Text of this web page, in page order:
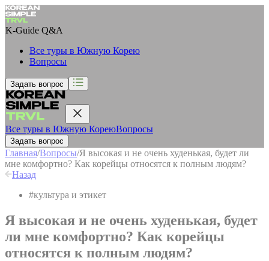
K-Guide Q&A
Все туры в Южную Корею
Вопросы
Задать вопрос
Все туры в Южную КореюВопросы
Задать вопрос
Главная/Вопросы/Я высокая и не очень худенькая, будет ли
мне комфортно? Как корейцы относятся к полным людям?
Назад
#культура и этикет
Я высокая и не очень худенькая, будет
ли мне комфортно? Как корейцы
относятся к полным людям?